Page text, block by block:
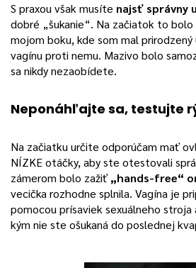
S praxou však musíte najsť správny
dobré „šukanie“. Na začiatok to bolo
mojom boku, kde som mal
vagínu proti nemu. Mazivo bolo
sa nikdy nezaobídete.
Neponáhľajte sa, testujte
Na začiatku určite odporúčam mať
NÍZKE otáčky, aby ste otestovali
zámerom bolo zažiť„hands-free“
vecička rozhodne splnila. Vagína je
pomocou prísaviek sexuálneho stroja
kým nie ste ošukaná do poslednej